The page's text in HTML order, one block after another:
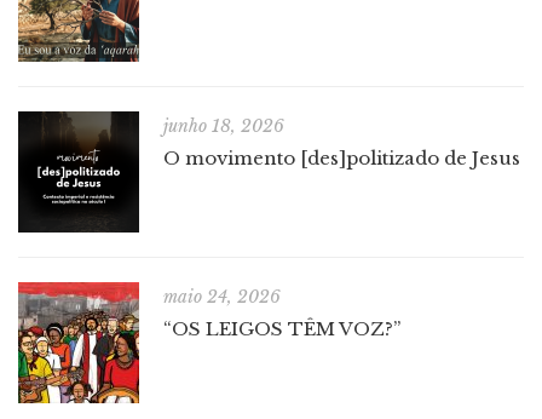
junho 18, 2026
O movimento [des]politizado de Jesus
maio 24, 2026
“OS LEIGOS TÊM VOZ?”